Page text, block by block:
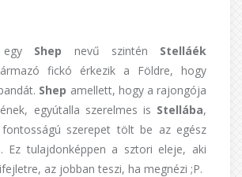
egy Shep nevű szintén Stelláék
fickó érkezik a Földre, hogy
Shep amellett, hogy a rajongója
egyútalla szerelmes is Stellába,
szerepet tölt be az egész
Ez tulajdonképpen a sztori eleje, aki
az jobban teszi, ha megnézi ;P.